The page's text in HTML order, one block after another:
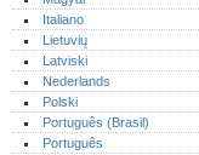
Italiano
Lietuvių
Latviski
Nederlands
Polski
Português (Brasil)
Português‎